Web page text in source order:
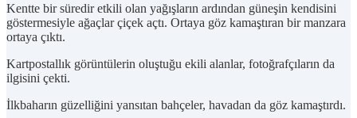
Kentte bir süredir etkili olan yağışların ardından güneşin kendisini
göstermesiyle ağaçlar çiçek açtı. Ortaya göz kamaştıran bir manzara
ortaya çıktı.
Kartpostallık görüntülerin oluştuğu ekili alanlar, fotoğrafçıların da
ilgisini çekti.
İlkbaharın güzelliğini yansıtan bahçeler, havadan da göz kamaştırdı.